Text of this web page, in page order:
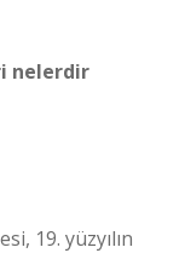
nelerdir
19. yüzyılın